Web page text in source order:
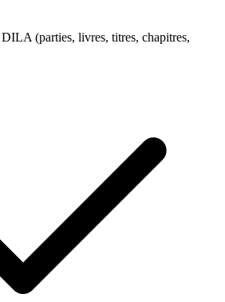
(parties, livres, titres, chapitres,